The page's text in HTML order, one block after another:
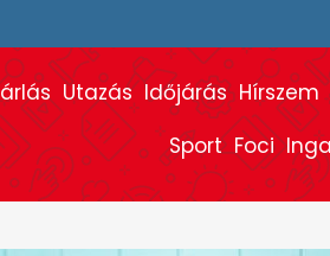
Utazás Időjárás Hírszem
Sport Foci